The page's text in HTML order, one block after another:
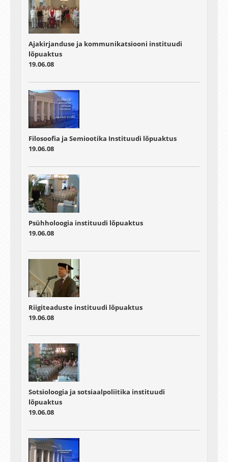
Ajakirjanduse ja kommunikatsiooni instituudi
lõpuaktus
19.06.08
Filosoofia ja Semiootika Instituudi lõpuaktus
19.06.08
Psühholoogia instituudi lõpuaktus
19.06.08
Riigiteaduste instituudi lõpuaktus
19.06.08
Sotsioloogia ja sotsiaalpoliitika instituudi
lõpuaktus
19.06.08